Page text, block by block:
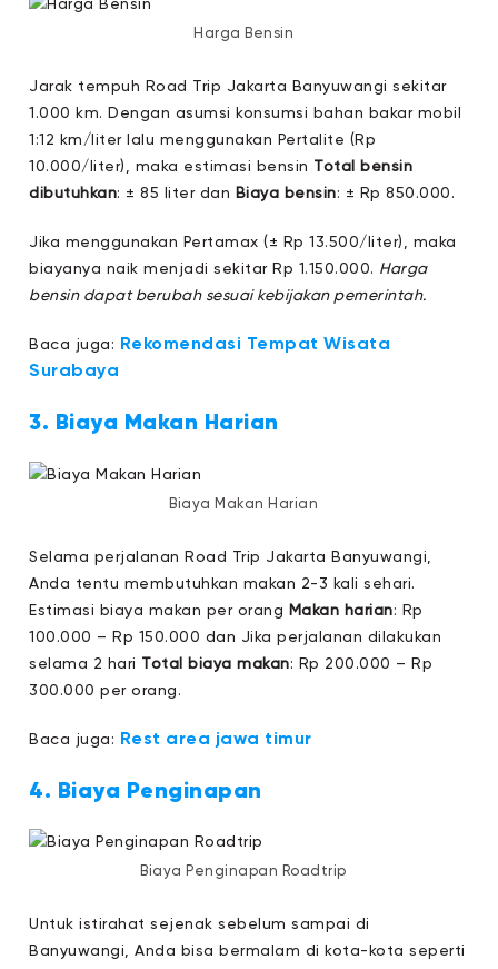
Harga Bensin
Jarak tempuh Road Trip Jakarta Banyuwangi sekitar
1.000 km. Dengan asumsi konsumsi bahan bakar mobil
1:12 km/liter lalu menggunakan Pertalite (Rp
10.000/liter), maka estimasi bensin Total bensin
dibutuhkan: ± 85 liter dan Biaya bensin: ± Rp 850.000.
Jika menggunakan Pertamax (± Rp 13.500/liter), maka
biayanya naik menjadi sekitar Rp 1.150.000. Harga
bensin dapat berubah sesuai kebijakan pemerintah.
Baca juga: Rekomendasi Tempat Wisata
Surabaya
3. Biaya Makan Harian
Biaya Makan Harian
Selama perjalanan Road Trip Jakarta Banyuwangi,
Anda tentu membutuhkan makan 2-3 kali sehari.
Estimasi biaya makan per orang Makan harian: Rp
100.000 – Rp 150.000 dan Jika perjalanan dilakukan
selama 2 hari Total biaya makan: Rp 200.000 – Rp
300.000 per orang.
Baca juga: Rest area jawa timur
4. Biaya Penginapan
Biaya Penginapan Roadtrip
Untuk istirahat sejenak sebelum sampai di
Banyuwangi, Anda bisa bermalam di kota-kota seperti